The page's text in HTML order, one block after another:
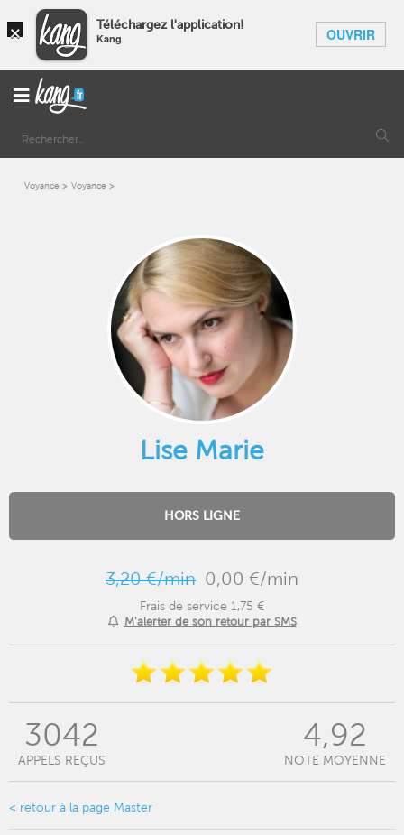
× Téléchargez l'application!
Kang OUVRIR
Voyance Voyance
Lise Marie
HORS LIGNE
3,20 €/min 0,00 €/min
Frais de service 1,75 €
M'alerter de son retour par SMS
3042
APPELS REÇUS
4,92
NOTE MOYENNE
< retour à la page Master